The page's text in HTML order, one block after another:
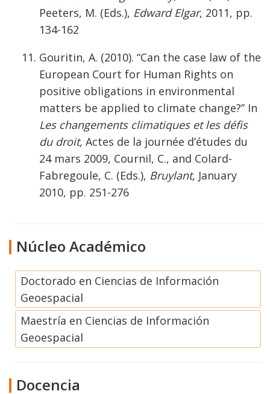
Peeters, M. (Eds.), Edward Elgar, 2011, pp.
134-162
Gouritin, A. (2010). “Can the case law of the
European Court for Human Rights on
positive obligations in environmental
matters be applied to climate change?” In
Les changements climatiques et les défis
du droit, Actes de la journée d’études du
24 mars 2009, Cournil, C., and Colard-
Fabregoule, C. (Eds.), Bruylant, January
2010, pp. 251-276
Núcleo Académico
Doctorado en Ciencias de Información
Geoespacial
Maestría en Ciencias de Información
Geoespacial
Docencia